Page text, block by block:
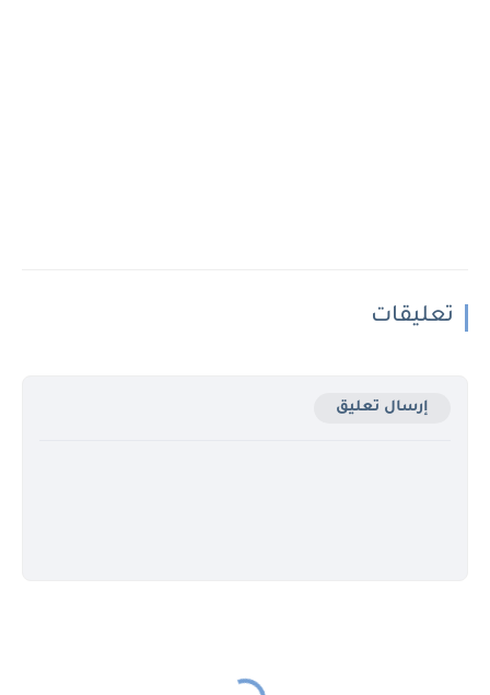
تعليقات
إرسال تعليق